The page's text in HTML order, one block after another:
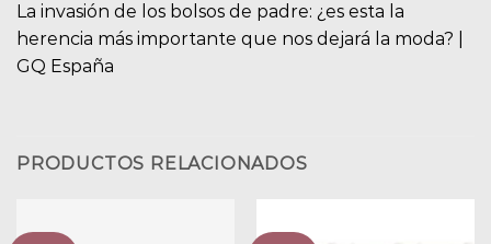
La invasión de los bolsos de padre: ¿es esta la
herencia más importante que nos dejará la moda? |
GQ España
PRODUCTOS RELACIONADOS